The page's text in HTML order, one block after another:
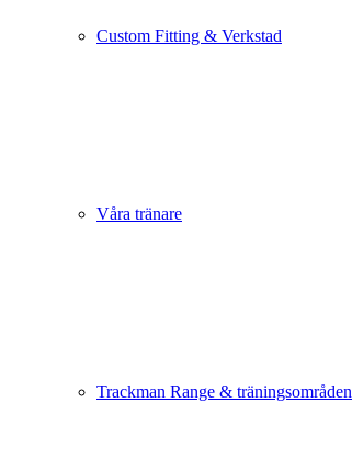
Custom Fitting & Verkstad
Våra tränare
Trackman Range & träningsområden